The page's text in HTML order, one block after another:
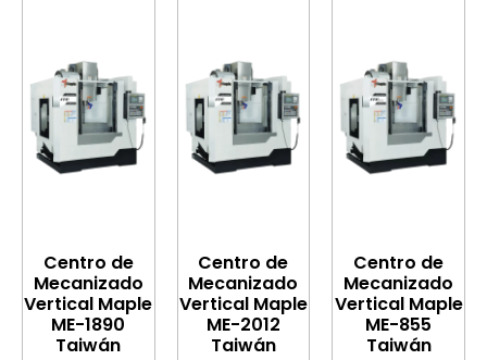
Centro de
Mecanizado
Vertical Maple
ME-1890
Taiwán
Centro de
Mecanizado
Vertical Maple
ME-2012
Taiwán
Centro de
Mecanizado
Vertical Maple
ME-855
Taiwán